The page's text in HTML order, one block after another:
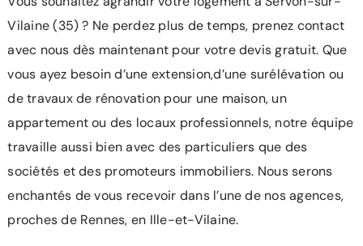
Vilaine (35) ? Ne perdez plus de temps, prenez contact
avec nous dès maintenant pour votre devis gratuit. Que
vous ayez besoin d’une extension,d’une surélévation ou
de travaux de rénovation pour une maison, un
appartement ou des locaux professionnels, notre équipe
travaille aussi bien avec des particuliers que des
sociétés et des promoteurs immobiliers. Nous serons
enchantés de vous recevoir dans l’une de nos agences,
proches de Rennes, en Ille-et-Vilaine.